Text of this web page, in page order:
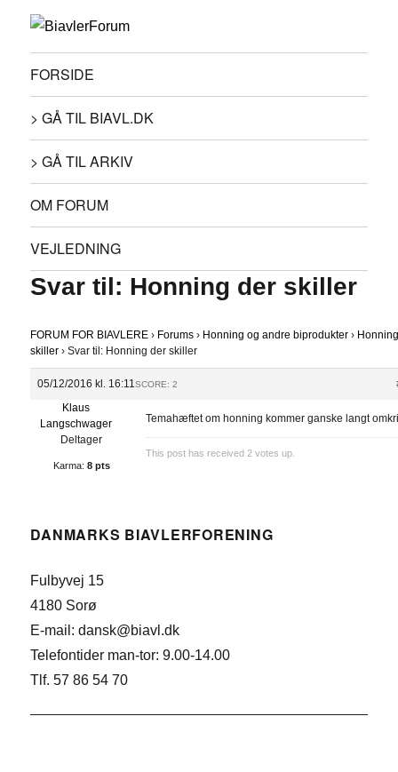
FORSIDE
> GÅ TIL BIAVL.DK
> GÅ TIL ARKIV
OM FORUM
VEJLEDNING
Svar til: Honning der skiller
FORUM FOR BIAVLERE › Forums › Honning og andre biprodukter ›
skiller › Svar til: Honning der skiller
05/12/2016 kl. 16:11SCORE: 2
Klaus
Langschwager
Deltager
Karma: 8 pts
Temahæftet om honning kommer ganske langt
This post has received 2 votes up.
DANMARKS BIAVLERFORENING
Fulbyvej 15
4180 Sorø
E-mail: dansk@biavl.dk
Telefontider man-tor: 9.00-14.00
Tlf. 57 86 54 70